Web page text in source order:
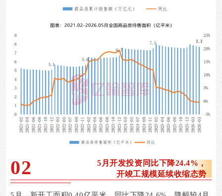
02 5 月开发投资同比下降24.4%，
开竣工规模延续收缩态势